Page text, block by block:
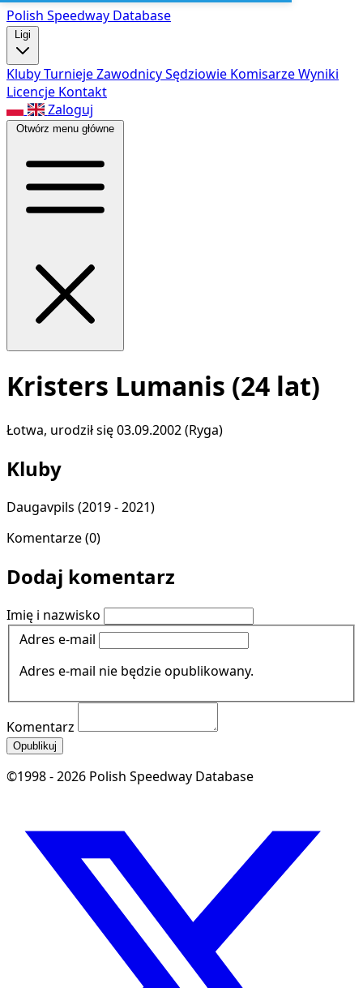
Polish Speedway Database
Ligi
KlubyTurniejeZawodnicySędziowie KomisarzeWyniki
Licencje Kontakt
Zaloguj
Otwórz menu główne
Kristers Lumanis (24 lat)
Łotwa, urodził się 03.09.2002 (Ryga)
Kluby
Daugavpils (2019 - 2021)
Komentarze (0)
Dodaj komentarz
Imię i nazwisko
Adres e-mail
Adres e-mail nie będzie opublikowany.
Komentarz
Opublikuj
©1998 - 2026 Polish Speedway Database